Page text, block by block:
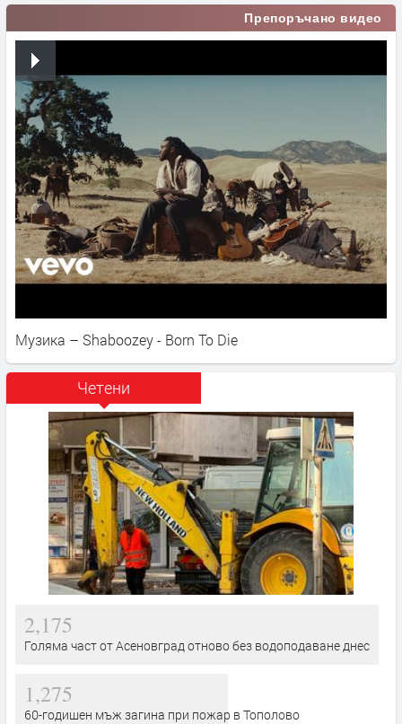
Препоръчано видео
Музика – Shaboozey - Born To Die
Четени
2,175
Голяма част от Асеновград отново без водоподаване днес
1,275
60-годишен мъж загина при пожар в Тополово